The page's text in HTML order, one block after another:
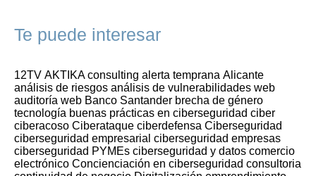
Te puede interesar
12TV AKTIKA consulting alerta temprana Alicante
análisis de riesgos análisis de vulnerabilidades web
auditoría web Banco Santander brecha de género
tecnología buenas prácticas en ciberseguridad ciber
ciberacoso Ciberataque ciberdefensa Ciberseguridad
ciberseguridad empresarial ciberseguridad empresas
ciberseguridad PYMEs ciberseguridad y datos comercio
electrónico Concienciación en ciberseguridad consultoria